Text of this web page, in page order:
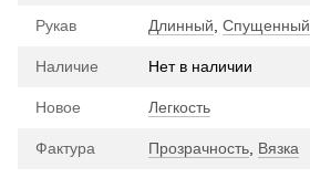
Рукав Длинный Спущенный
Наличие Нет в наличии
Новое Легкость
Фактура Прозрачность Вязка